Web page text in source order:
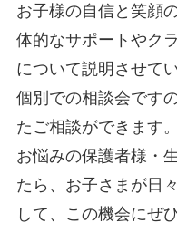
お子様の自信と笑顔
体的なサポートやク
について説明させて
個別での相談会です
たご相談ができます。
お悩みの保護者様・
たら、お子さまが日
して、この機会にぜ